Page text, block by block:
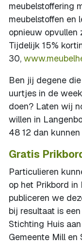
meubelstoffering
meubelstoffen en
opnieuw opvullen
Tijdelijk 15%
30,
Ben jij degene
uurtjes in de
doen? Laten wij
willen in
48 12 dan
Gratis
Particulieren
op het Prikbord in
publiceren we
bij resultaat is
Stichting Huis
Gemeente Mill